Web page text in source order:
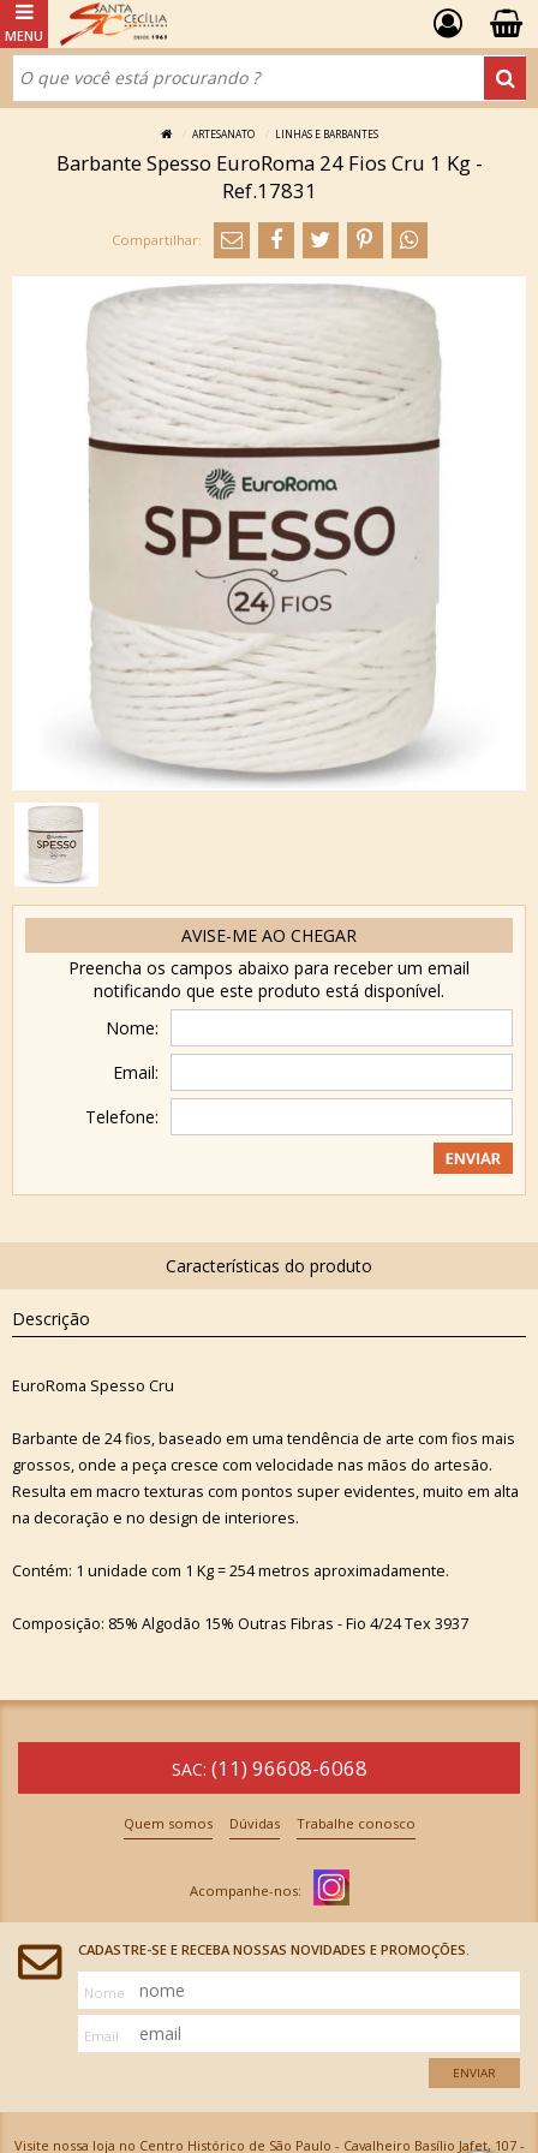
ARTESANATO LINHAS E BARBANTES
Barbante Spesso EuroRoma 24 Fios Cru 1 Kg -
Ref.17831
AVISE-ME AO CHEGAR
Preencha os campos abaixo para receber um email
notificando que este produto está disponível.
Nome:
Email:
Telefone:
Descrição
EuroRoma Spesso Cru
Barbante de 24 fios, baseado em uma tendência de arte com fios mais
grossos, onde a peça cresce com velocidade nas mãos do artesão.
Resulta em macro texturas com pontos super evidentes, muito em alta
na decoração e no design de interiores.
Contém: 1 unidade com 1 Kg = 254 metros aproximadamente.
Composição: 85% Algodão 15% Outras Fibras - Fio 4/24 Tex 3937
SAC: (11) 96608-6068
Quem somos Dúvidas Trabalhe conosco
CADASTRE-SE E RECEBA NOSSAS NOVIDADES E PROMOÇÕES.
Nome
Email
ENVIAR
Visite nossa loja no Centro Histórico de São Paulo - Cavalheiro Basílio Jafet, 107 -